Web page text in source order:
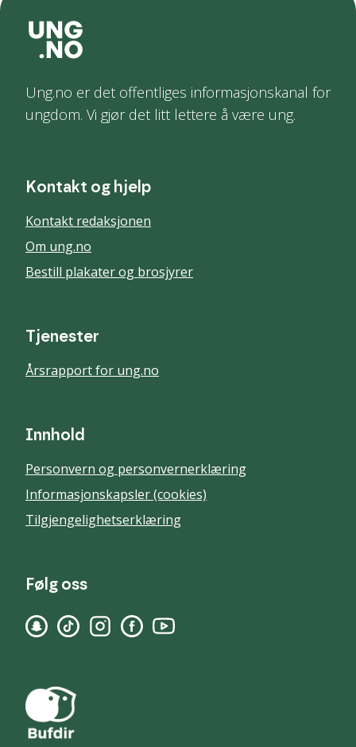
Ung.no er det offentliges informasjonskanal for
ungdom. Vi gjør det litt lettere å være ung.
Kontakt og hjelp
Kontakt redaksjonen
Om ung.no
Bestill plakater og brosjyrer
Tjenester
Årsrapport for ung.no
Innhold
Personvern og personvernerklæring
Informasjonskapsler (cookies)
Tilgjengelighetserklæring
Følg oss